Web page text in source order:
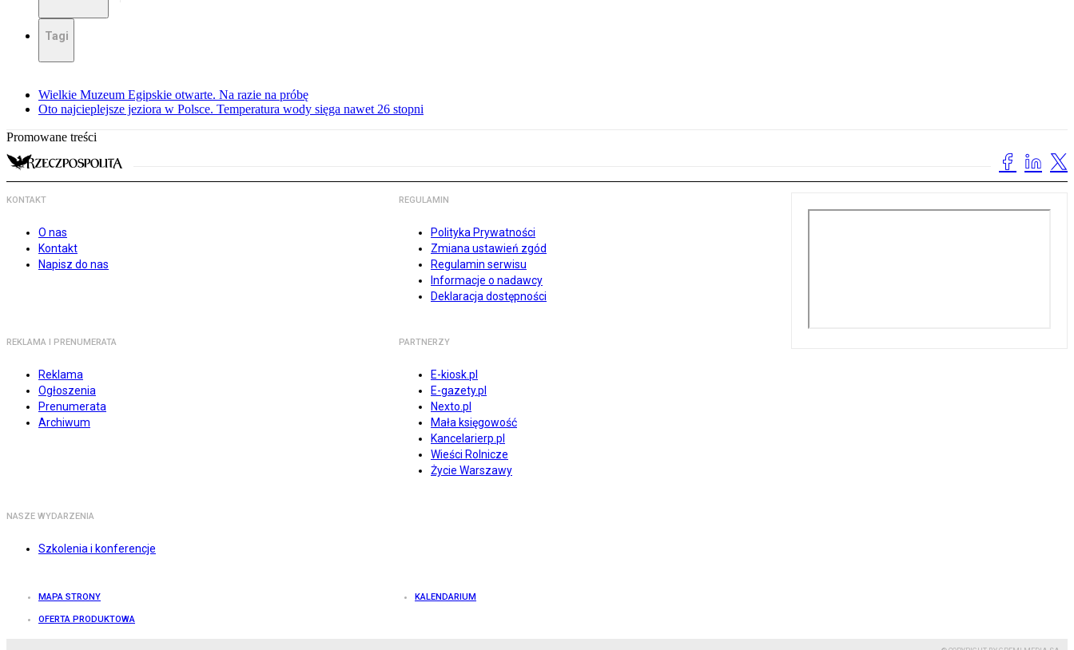
Tagi
Wielkie Muzeum Egipskie otwarte. Na razie na próbę
Oto najcieplejsze jeziora w Polsce. Temperatura wody sięga nawet 26 stopni
Promowane treści
KONTAKT
O nas
Kontakt
Napisz do nas
REGULAMIN
Polityka Prywatności
Zmiana ustawień zgód
Regulamin serwisu
Informacje o nadawcy
Deklaracja dostępności
REKLAMA I PRENUMERATA
Reklama
Ogłoszenia
Prenumerata
Archiwum
PARTNERZY
E-kiosk.pl
E-gazety.pl
Nexto.pl
Mała księgowość
Kancelarierp.pl
Wieści Rolnicze
Życie Warszawy
NASZE WYDARZENIA
Szkolenia i konferencje
MAPA STRONY KALENDARIUM
OFERTA PRODUKTOWA